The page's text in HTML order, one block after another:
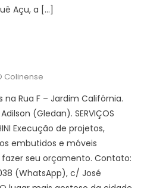
Açu, a […]
Colinense
na Rua F – Jardim Califórnia.
(Gledan). SERVIÇOS
Execução de projetos,
embutidos e móveis
seu orçamento. Contato:
(WhatsApp), c/ José